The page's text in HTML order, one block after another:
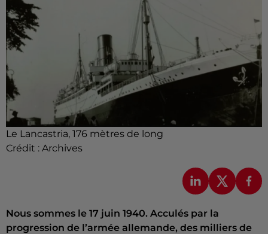
Le Lancastria, 176 mètres de long
Crédit : Archives
Nous sommes le 17 juin 1940. Acculés par la
progression de l’armée allemande, des milliers de